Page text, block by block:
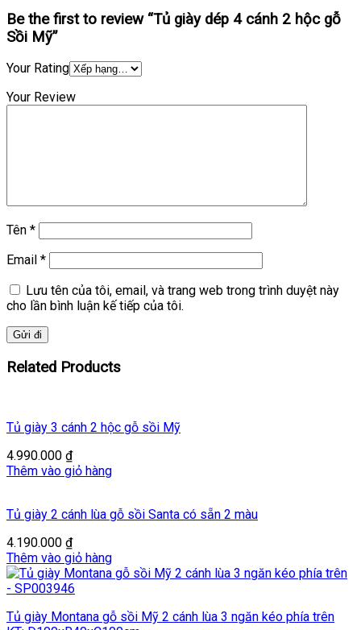
Be the first to review “Tủ giày dép 4 cánh 2 hộc gỗ
Sồi Mỹ”
Your Rating
Your Review
Tên *
Email *
Lưu tên của tôi, email, và trang web trong trình duyệt này
cho lần bình luận kế tiếp của tôi.
Related Products
Tủ giày 3 cánh 2 hộc gỗ sồi Mỹ
4.990.000 ₫
Thêm vào giỏ hàng
Tủ giày 2 cánh lùa gỗ sồi Santa có sẵn 2 màu
4.190.000 ₫
Thêm vào giỏ hàng
Tủ giày Montana gỗ sồi Mỹ 2 cánh lùa 3 ngăn kéo phía trên